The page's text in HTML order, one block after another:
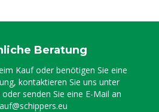
Beratung
Kauf oder benötigen Sie eine
kontaktieren Sie uns unter
oder senden Sie eine E-Mail an